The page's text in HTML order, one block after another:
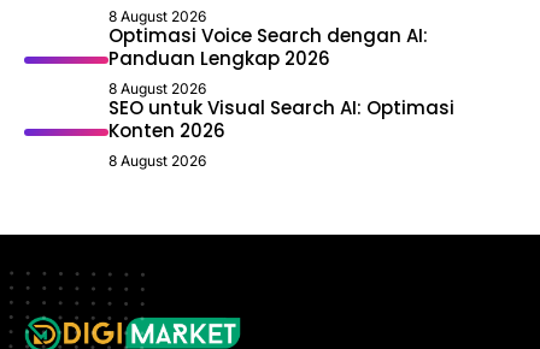
8 August 2026
Optimasi Voice Search dengan AI:
Panduan Lengkap 2026
8 August 2026
SEO untuk Visual Search AI: Optimasi
Konten 2026
8 August 2026